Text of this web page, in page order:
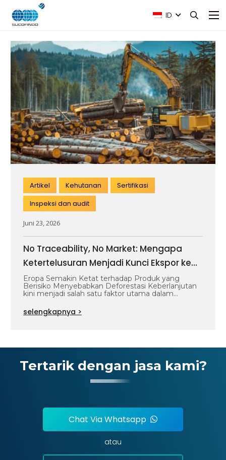
ID
Artikel Kehutanan
Sertifikasi
Inspeksi dan audit
Juni 23, 2026
No Traceability, No Market: Mengapa
Ketertelusuran Menjadi Kunci Ekspor ke
Eropa?
Eropa Semakin Ketat terhadap Produk yang
Berisiko Menyebabkan Deforestasi Keberlanjutan
kini menjadi salah satu faktor utama dalam
selengkapnya >
Tertarik dengan jasa kami?
Chat Via Whatsapp
atau